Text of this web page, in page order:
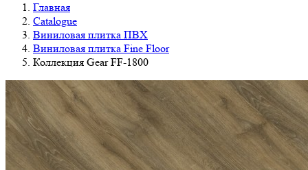
Главная
Catalogue
Виниловая плитка ПВХ
Виниловая плитка Fine Floor
Коллекция Gear FF-1800